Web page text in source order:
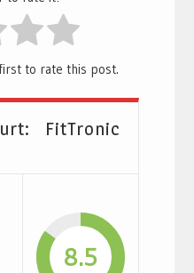
to rate this post.
FitTronic
8.5